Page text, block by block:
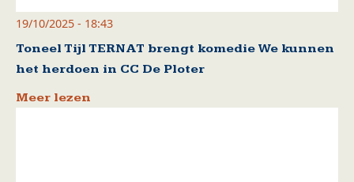
19/10/2025 - 18:43
Toneel Tijl TERNAT brengt komedie We kunnen
het herdoen in CC De Ploter
Meer lezen